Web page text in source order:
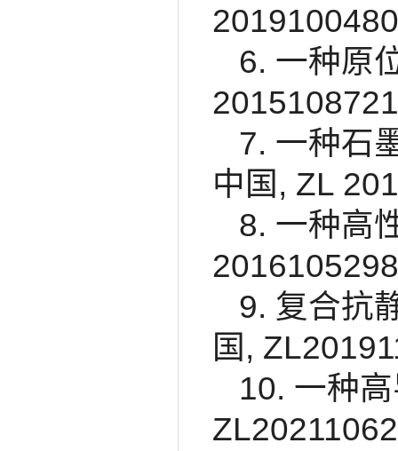
6. 一种原
7. 一种石
中国, ZL
8. 一种高
9. 复合抗
国,
10. 一种